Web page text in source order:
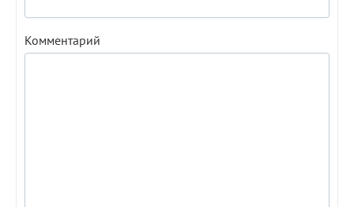
Комментарий